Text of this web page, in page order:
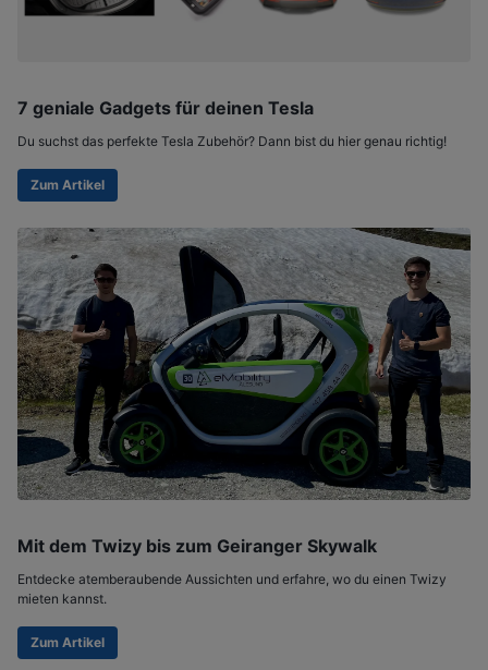
7 geniale Gadgets für deinen Tesla
Du suchst das perfekte Tesla Zubehör? Dann bist du hier genau richtig!
Zum Artikel
Mit dem Twizy bis zum Geiranger Skywalk
Entdecke atemberaubende Aussichten und erfahre, wo du einen Twizy
mieten kannst.
Zum Artikel